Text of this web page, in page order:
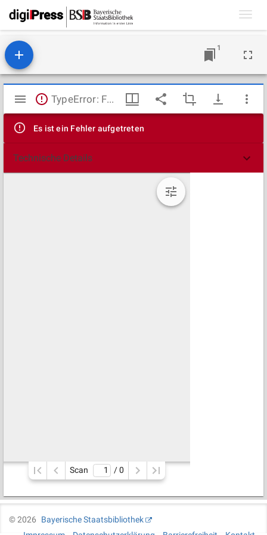
1
Mirador
Viewer
TypeError: Failed to fetch
Es ist ein Fehler aufgetreten
Technische Details
Scan / 0
©2026
Bayerische Staatsbibliothek